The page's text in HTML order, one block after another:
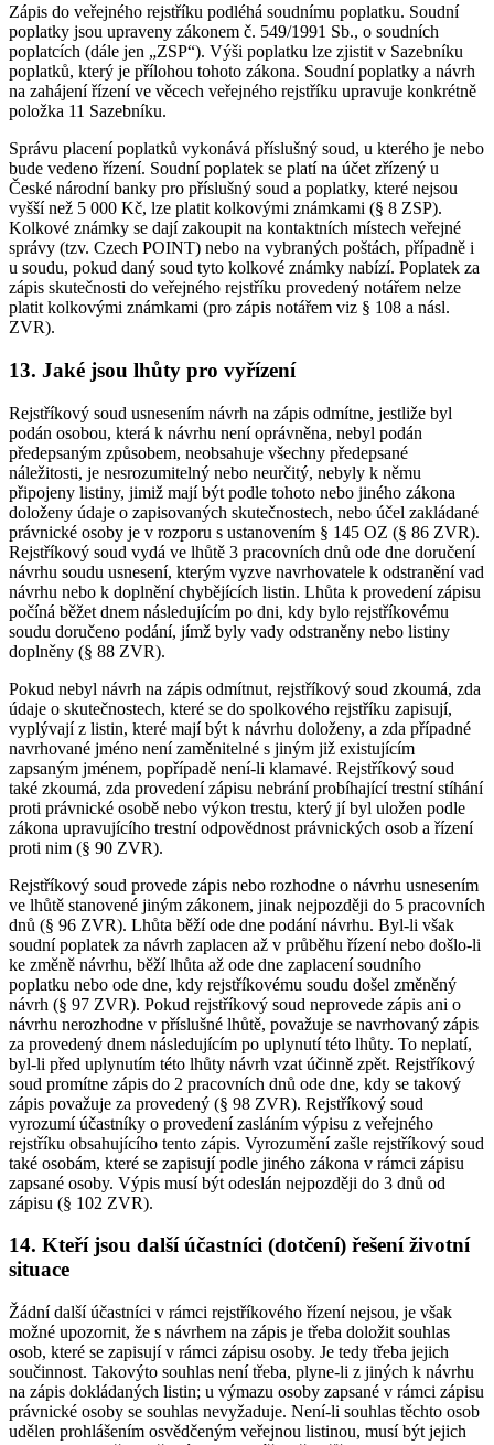
Zápis do veřejného rejstříku podléhá soudnímu poplatku. Soudní
poplatky jsou upraveny zákonem č. 549/1991 Sb., o soudních
poplatcích (dále jen „ZSP“). Výši poplatku lze zjistit v Sazebníku
poplatků, který je přílohou tohoto zákona. Soudní poplatky a návrh
na zahájení řízení ve věcech veřejného rejstříku upravuje konkrétně
položka 11 Sazebníku.
Správu placení poplatků vykonává příslušný soud, u kterého je nebo
bude vedeno řízení. Soudní poplatek se platí na účet zřízený u
České národní banky pro příslušný soud a poplatky, které nejsou
vyšší než 5 000 Kč, lze platit kolkovými známkami (§ 8 ZSP).
Kolkové známky se dají zakoupit na kontaktních místech veřejné
správy (tzv. Czech POINT) nebo na vybraných poštách, případně i
u soudu, pokud daný soud tyto kolkové známky nabízí. Poplatek za
zápis skutečnosti do veřejného rejstříku provedený notářem nelze
platit kolkovými známkami (pro zápis notářem viz § 108 a násl.
ZVR).
13. Jaké jsou lhůty pro vyřízení
Rejstříkový soud usnesením návrh na zápis odmítne, jestliže byl
podán osobou, která k návrhu není oprávněna, nebyl podán
předepsaným způsobem, neobsahuje všechny předepsané
náležitosti, je nesrozumitelný nebo neurčitý, nebyly k němu
připojeny listiny, jimiž mají být podle tohoto nebo jiného zákona
doloženy údaje o zapisovaných skutečnostech, nebo účel zakládané
právnické osoby je v rozporu s ustanovením § 145 OZ (§ 86 ZVR).
Rejstříkový soud vydá ve lhůtě 3 pracovních dnů ode dne doručení
návrhu soudu usnesení, kterým vyzve navrhovatele k odstranění vad
návrhu nebo k doplnění chybějících listin. Lhůta k provedení zápisu
počíná běžet dnem následujícím po dni, kdy bylo rejstříkovému
soudu doručeno podání, jímž byly vady odstraněny nebo listiny
doplněny (§ 88 ZVR).
Pokud nebyl návrh na zápis odmítnut, rejstříkový soud zkoumá, zda
údaje o skutečnostech, které se do spolkového rejstříku zapisují,
vyplývají z listin, které mají být k návrhu doloženy, a zda případné
navrhované jméno není zaměnitelné s jiným již existujícím
zapsaným jménem, popřípadě není-li klamavé. Rejstříkový soud
také zkoumá, zda provedení zápisu nebrání probíhající trestní stíhání
proti právnické osobě nebo výkon trestu, který jí byl uložen podle
zákona upravujícího trestní odpovědnost právnických osob a řízení
proti nim (§ 90 ZVR).
Rejstříkový soud provede zápis nebo rozhodne o návrhu usnesením
ve lhůtě stanovené jiným zákonem, jinak nejpozději do 5 pracovních
dnů (§ 96 ZVR). Lhůta běží ode dne podání návrhu. Byl-li však
soudní poplatek za návrh zaplacen až v průběhu řízení nebo došlo-li
ke změně návrhu, běží lhůta až ode dne zaplacení soudního
poplatku nebo ode dne, kdy rejstříkovému soudu došel změněný
návrh (§ 97 ZVR). Pokud rejstříkový soud neprovede zápis ani o
návrhu nerozhodne v příslušné lhůtě, považuje se navrhovaný zápis
za provedený dnem následujícím po uplynutí této lhůty. To neplatí,
byl-li před uplynutím této lhůty návrh vzat účinně zpět. Rejstříkový
soud promítne zápis do 2 pracovních dnů ode dne, kdy se takový
zápis považuje za provedený (§ 98 ZVR). Rejstříkový soud
vyrozumí účastníky o provedení zasláním výpisu z veřejného
rejstříku obsahujícího tento zápis. Vyrozumění zašle rejstříkový soud
také osobám, které se zapisují podle jiného zákona v rámci zápisu
zapsané osoby. Výpis musí být odeslán nejpozději do 3 dnů od
zápisu (§ 102 ZVR).
14. Kteří jsou další účastníci (dotčení) řešení životní
situace
Žádní další účastníci v rámci rejstříkového řízení nejsou, je však
možné upozornit, že s návrhem na zápis je třeba doložit souhlas
osob, které se zapisují v rámci zápisu osoby. Je tedy třeba jejich
součinnost. Takovýto souhlas není třeba, plyne-li z jiných k návrhu
na zápis dokládaných listin; u výmazu osoby zapsané v rámci zápisu
právnické osoby se souhlas nevyžaduje. Není-li souhlas těchto osob
udělen prohlášením osvědčeným veřejnou listinou, musí být jejich